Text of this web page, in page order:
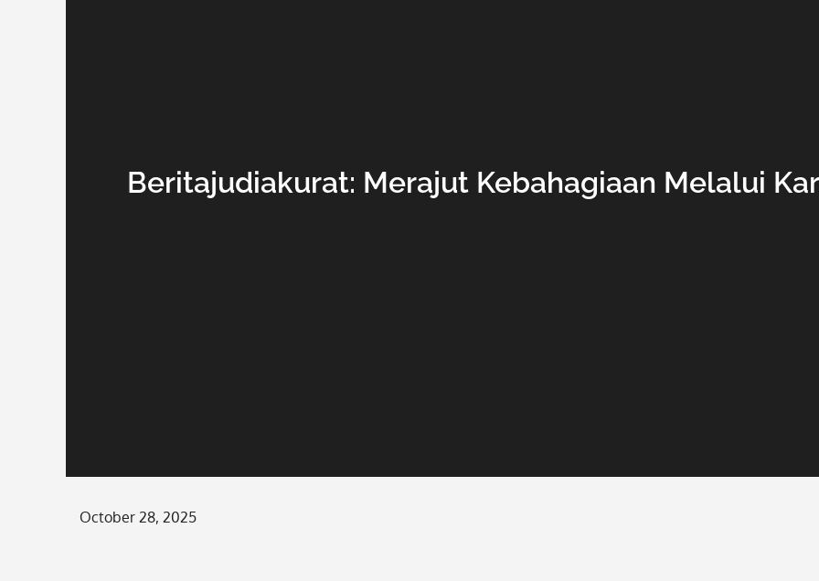
Beritajudiakurat: Merajut Kebahagiaan Melalui
Posted
October 28, 2025